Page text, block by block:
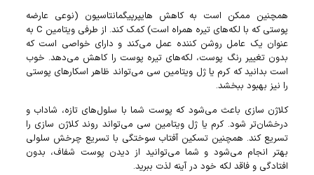
همچنین ممکن است به کاهش هایپرپیگمانتاسیون (نوعی عارضه
پوستی که با لکه‌های تیره همراه است) کمک کند. از طرفی ویتامین C به
عنوان یک عامل روشن کننده عمل می‌کند و دارای خواصی است که
بدون تغییر رنگ پوست، لکه‌های تیره پوست را کاهش می‌دهد. خوب
است بدانید که کرم یا ژل ویتامین سی می‌تواند ظاهر اسکارهای پوستی
را نیز بهبود ببخشد.
کلاژن سازی باعث می‌شود که پوست شما با سلول‌های تازه، شاداب و
درخشان‌تر شود. کرم یا ژل ویتامین سی می‌تواند روند کلاژن سازی را
تسریع کند. همچنین تسکین آفتاب سوختگی با تسریع چرخش سلولی
بهتر انجام می‌شود و شما می‌توانید از دیدن پوست شفاف، بدون
افتادگی و فاقد لکه خود در آینه لذت ببرید.